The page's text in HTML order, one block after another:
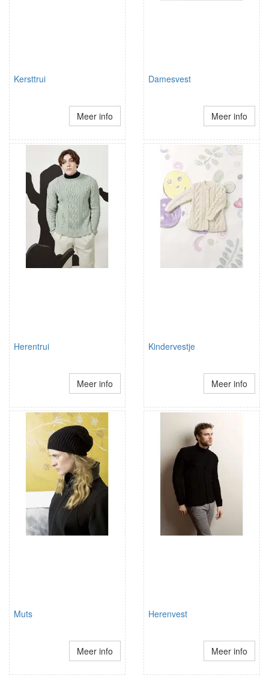
Kersttrui
Meer info
Damesvest
Meer info
Herentrui
Meer info
Kindervestje
Meer info
Muts
Meer info
Herenvest
Meer info